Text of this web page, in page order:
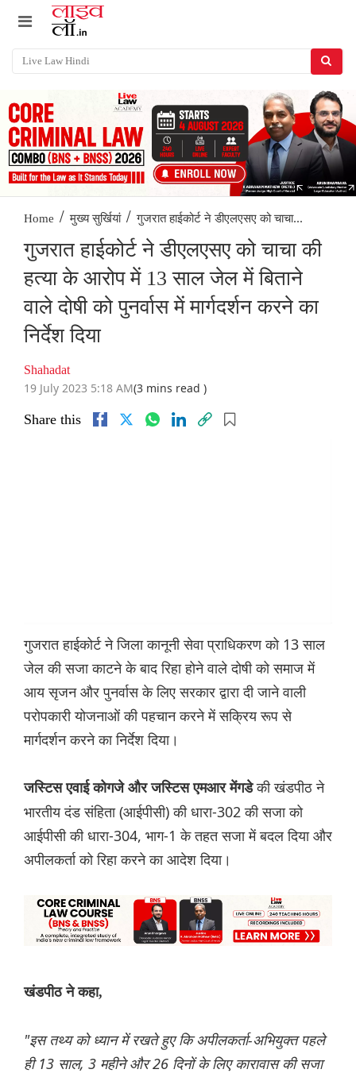
Home / मुख्य सुर्खियां / गुजरात हाईकोर्ट ने डीएलएसए को चाचा...
गुजरात हाईकोर्ट ने डीएलएसए को चाचा की
हत्या के आरोप में 13 साल जेल में बिताने
वाले दोषी को पुनर्वास में मार्गदर्शन करने का
निर्देश दिया
Shahadat
19 July 2023 5:18 AM(3 mins read )
Share this
गुजरात हाईकोर्ट ने जिला कानूनी सेवा प्राधिकरण को 13 साल
जेल की सजा काटने के बाद रिहा होने वाले दोषी को समाज में
आय सृजन और पुनर्वास के लिए सरकार द्वारा दी जाने वाली
परोपकारी योजनाओं की पहचान करने में सक्रिय रूप से
मार्गदर्शन करने का निर्देश दिया।
जस्टिस एवाई कोगजे और जस्टिस एमआर मेंगडेकी खंडपीठ ने
भारतीय दंड संहिता (आईपीसी) की धारा-302 की सजा को
आईपीसी की धारा-304, भाग-1 के तहत सजा में बदल दिया और
अपीलकर्ता को रिहा करने का आदेश दिया।
खंडपीठ ने कहा,
"इस तथ्य को ध्यान में रखते हुए कि अपीलकर्ता-अभियुक्त पहले
ही 13 साल, 3 महीने और 26 दिनों के लिए कारावास की सजा